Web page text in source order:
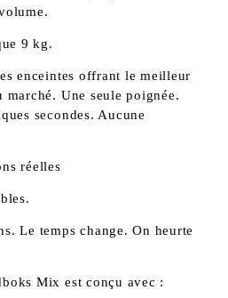
9 kg.
enceintes offrant le meilleur
Une seule poignée.
secondes. Aucune
réelles
Le temps change. On heurte
Mix est conçu avec :